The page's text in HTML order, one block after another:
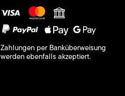
Zahlungen per Banküberweisung
werden ebenfalls akzeptiert.